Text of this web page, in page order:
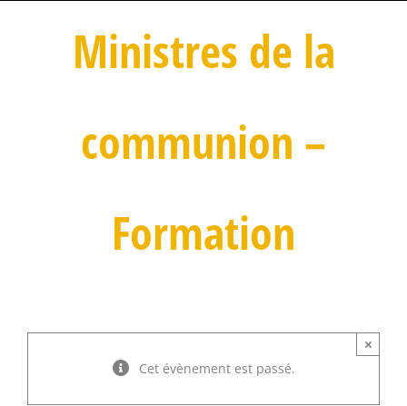
Ministres de la
communion –
Formation
Cet évènement est passé.
×